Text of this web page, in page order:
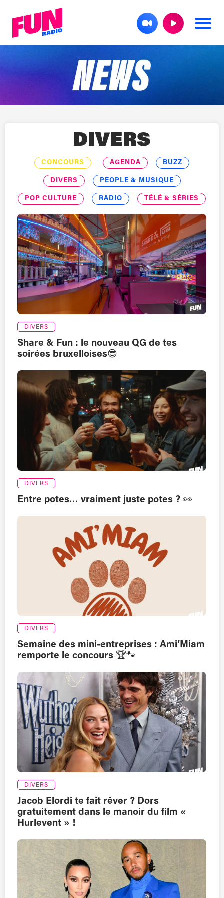
DIVERS
CONCOURS AGENDA BUZZ
DIVERS PEOPLE & MUSIQUE
POP CULTURE RADIO TÉLÉ & SÉRIES
DIVERS
Share & Fun : le nouveau QG de tes
soirées bruxelloises😎
DIVERS
Entre potes… vraiment juste potes ? 👀
DIVERS
Semaine des mini-entreprises : Ami’Miam
remporte le concours 🏆🐾
DIVERS
Jacob Elordi te fait rêver ? Dors
gratuitement dans le manoir du film «
Hurlevent » !